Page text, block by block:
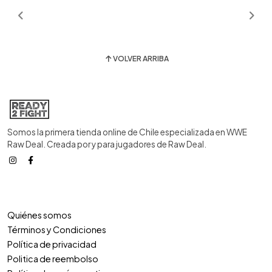
VOLVER ARRIBA
Somos la primera tienda online de Chile especializada en WWE
Raw Deal. Creada por y para jugadores de Raw Deal.
Quiénes somos
Términos y Condiciones
Política de privacidad
Politica de reembolso